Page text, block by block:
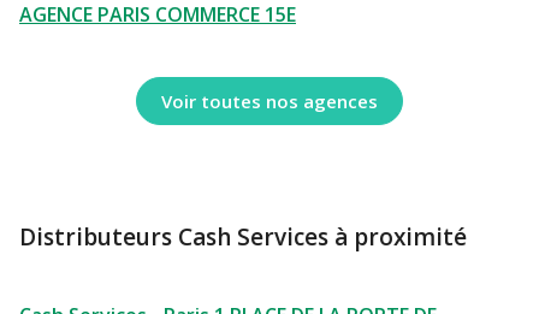
AGENCE PARIS COMMERCE 15E
Voir toutes nos agences
Distributeurs Cash Services à proximité